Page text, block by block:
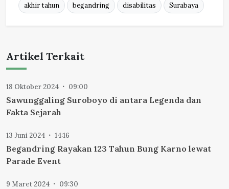
akhir tahun begandring disabilitas Surabaya
Artikel Terkait
18 Oktober 2024 09:00
Sawunggaling Suroboyo di antara Legenda dan
Fakta Sejarah
13 Juni 2024 14:16
Begandring Rayakan 123 Tahun Bung Karno lewat
Parade Event
9 Maret 2024 09:30